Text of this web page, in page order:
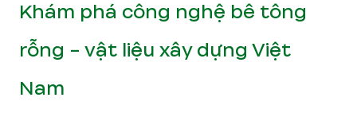
Khám phá công nghệ bê tông
rỗng - vật liệu xây dựng Việt
Nam